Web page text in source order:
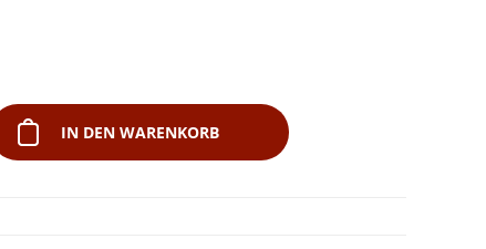
IN DEN WARENKORB